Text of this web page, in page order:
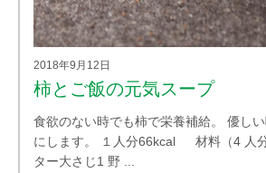
2018年9月12日
柿とご飯の元気スープ
食欲のない時でも柿で栄養補給。 優し
にします。 １人分66kcal 材料（4 人
ター大さじ1 野 ...